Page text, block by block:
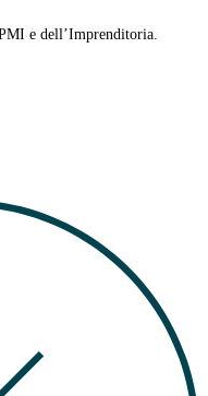
e dell’Imprenditoria.